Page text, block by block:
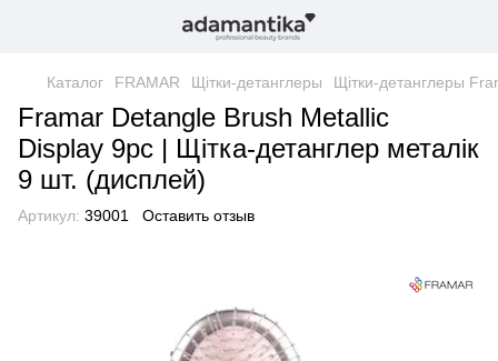
Каталог FRAMAR Щітки-детанглеры Щітки-детанглеры
Framar Detangle Brush Metallic
Display 9рс | Щітка-детанглер металік
9 шт. (дисплей)
Артикул: 39001 Оставить отзыв